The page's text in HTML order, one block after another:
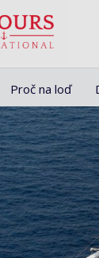
Proč na loď